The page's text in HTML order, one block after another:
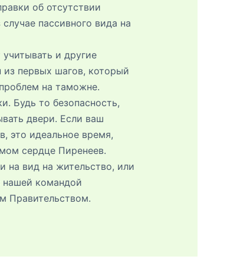
об отсутствии
пассивного вида на
и другие
первых шагов, который
на таможне.
Будь то безопасность,
двери. Если ваш
это идеальное время,
сердце Пиренеев.
на вид на жительство, или
нашей командой
Правительством.